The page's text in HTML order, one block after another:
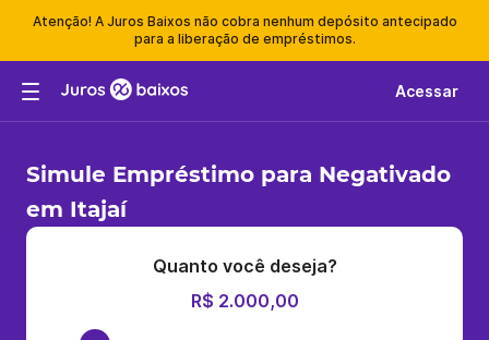
Atenção! A Juros Baixos não cobra nenhum depósito antecipado
para a liberação de empréstimos.
Acessar
Simule Empréstimo para Negativado
em Itajaí
Quanto você deseja?
R$ 2.000,00